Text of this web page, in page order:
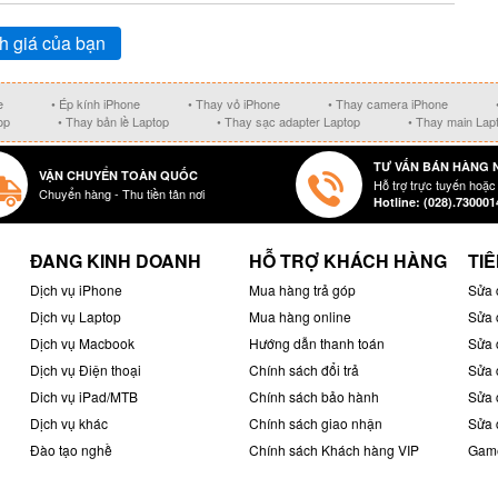
giá của bạn
• Ép kính iPhone • Thay vỏ iPhone • Thay camera iPhone
• Thay bản lề Laptop • Thay sạc adapter Laptop • Thay main
VẬN CHUYỂN TOÀN QUỐC
Chuyển hàng - Thu tiền tân nơi
TƯ VẤN BÁN HÀNG
Hỗ trợ trực tuyến hoặc
Hotline:
ĐANG KINH DOANH
Dịch vụ iPhone
Dịch vụ Laptop
Dịch vụ Macbook
Dịch vụ Điện thoại
Dich vụ iPad/MTB
Dịch vụ khác
Đào tạo nghề
HỖ TRỢ KHÁCH HÀNG
Mua hàng trả góp
Mua hàng online
Hướng dẫn thanh toán
Chính sách đổi trả
Chính sách bảo hành
Chính sách giao nhận
Chính sách Khách hàng VIP
Sửa
Sửa
Sửa
Sửa
Sửa
Sửa